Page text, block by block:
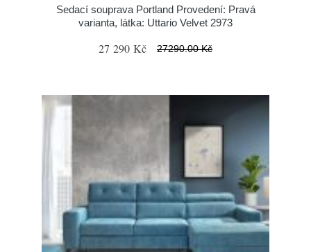
Sedací souprava Portland Provedení: Pravá
varianta, látka: Uttario Velvet 2973
27 290 Kč 27290.00 Kč